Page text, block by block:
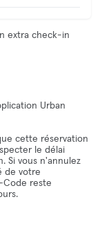
extra check-in
Urban
cette réservation
le délai
Si vous n'annulez
de votre
Code reste